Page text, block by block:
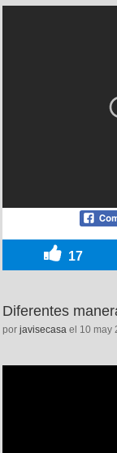
17
Diferentes
por javisecasa el 10 may